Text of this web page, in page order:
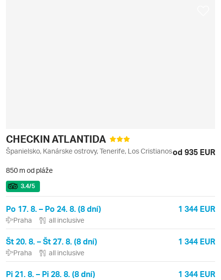
CHECKIN ATLANTIDA
Španielsko, Kanárske ostrovy, Tenerife, Los Cristianosod 935 EUR
850 m od pláže
3.4/5
Po 17. 8. – Po 24. 8. (8 dní) 1 344 EUR
Praha all inclusive
Št 20. 8. – Št 27. 8. (8 dní) 1 344 EUR
Praha all inclusive
Pi 21. 8. – Pi 28. 8. (8 dní) 1 344 EUR